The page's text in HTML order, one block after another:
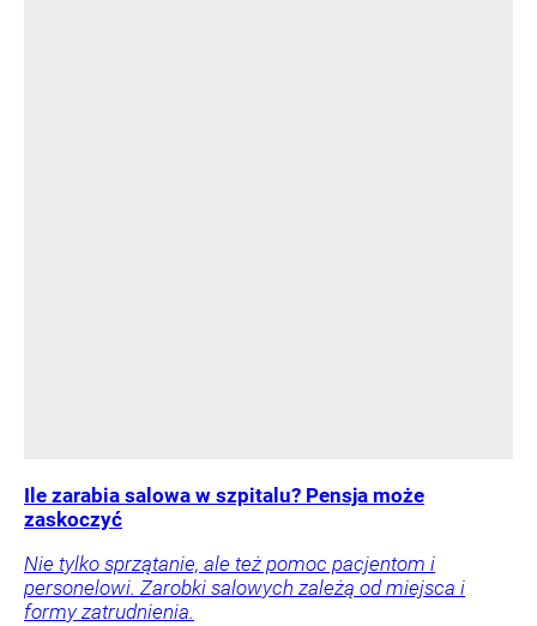
Ile zarabia salowa w szpitalu? Pensja może
zaskoczyć
Nie tylko sprzątanie, ale też pomoc pacjentom i
personelowi. Zarobki salowych zależą od miejsca i
formy zatrudnienia.